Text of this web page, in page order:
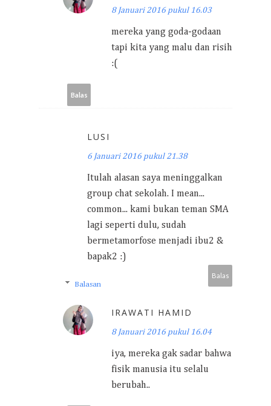
8 Januari 2016 pukul 16.03
mereka yang goda-godaan
tapi kita yang malu dan risih
:(
Balas
LUSI
6 Januari 2016 pukul 21.38
Itulah alasan saya meninggalkan
group chat sekolah. I mean...
common... kami bukan teman SMA
lagi seperti dulu, sudah
bermetamorfose menjadi ibu2 &
bapak2 :)
Balas
Balasan
IRAWATI HAMID
8 Januari 2016 pukul 16.04
iya, mereka gak sadar bahwa
fisik manusia itu selalu
berubah..